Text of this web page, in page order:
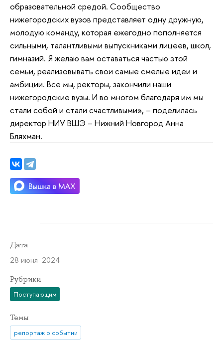
образовательной средой. Сообщество
нижегородских вузов представляет одну дружную,
молодую команду, которая ежегодно пополняется
сильными, талантливыми выпускниками лицеев, школ,
гимназий. Я желаю вам оставаться частью этой
семьи, реализовывать свои самые смелые идеи и
амбиции. Все мы, ректоры, закончили наши
нижегородские вузы. И во многом благодаря им мы
стали собой и стали счастливыми», – поделилась
директор НИУ ВШЭ – Нижний Новгород Анна
Бляхман.
Дата
28 июня 2024
Рубрики
Поступающим
Темы
репортаж о событии